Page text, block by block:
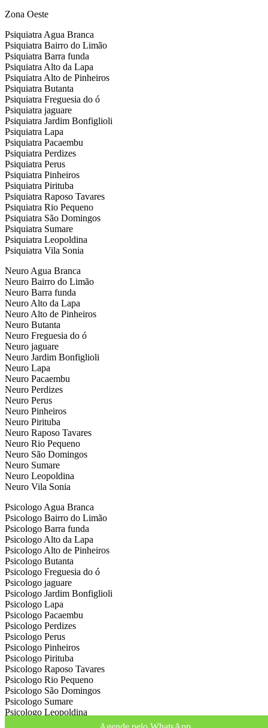
Zona Oeste
Psiquiatra Agua Branca
Psiquiatra Bairro do Limão
Psiquiatra Barra funda
Psiquiatra Alto da Lapa
Psiquiatra Alto de Pinheiros
Psiquiatra Butanta
Psiquiatra Freguesia do ó
Psiquiatra jaguare
Psiquiatra Jardim Bonfiglioli
Psiquiatra Lapa
Psiquiatra Pacaembu
Psiquiatra Perdizes
Psiquiatra Perus
Psiquiatra Pinheiros
Psiquiatra Pirituba
Psiquiatra Raposo Tavares
Psiquiatra Rio Pequeno
Psiquiatra São Domingos
Psiquiatra Sumare
Psiquiatra Leopoldina
Psiquiatra Vila Sonia
Neuro Agua Branca
Neuro Bairro do Limão
Neuro Barra funda
Neuro Alto da Lapa
Neuro Alto de Pinheiros
Neuro Butanta
Neuro Freguesia do ó
Neuro jaguare
Neuro Jardim Bonfiglioli
Neuro Lapa
Neuro Pacaembu
Neuro Perdizes
Neuro Perus
Neuro Pinheiros
Neuro Pirituba
Neuro Raposo Tavares
Neuro Rio Pequeno
Neuro São Domingos
Neuro Sumare
Neuro Leopoldina
Neuro Vila Sonia
Psicologo Agua Branca
Psicologo Bairro do Limão
Psicologo Barra funda
Psicologo Alto da Lapa
Psicologo Alto de Pinheiros
Psicologo Butanta
Psicologo Freguesia do ó
Psicologo jaguare
Psicologo Jardim Bonfiglioli
Psicologo Lapa
Psicologo Pacaembu
Psicologo Perdizes
Psicologo Perus
Psicologo Pinheiros
Psicologo Pirituba
Psicologo Raposo Tavares
Psicologo Rio Pequeno
Psicologo São Domingos
Psicologo Sumare
Psicologo Leopoldina